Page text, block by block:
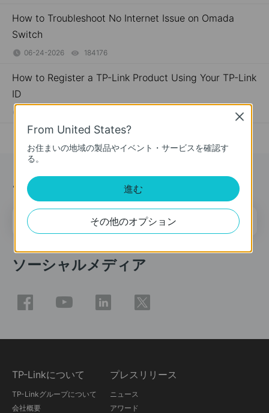
How to Troubleshoot No Internet Issue on Omada
Switch
06-24-2026 184176
How to Register a TP-Link Product Using Your TP-Link
ID
ニュース＆オファー
メールアドレス 登録
ソーシャルメディア
TP-Linkについて
TP-Linkグループについて
会社概要
プレスリリース
ニュース
アワード
From United States?
お住まいの地域の製品やイベント・サービスを確認す
る。
進む
その他のオプション
Close